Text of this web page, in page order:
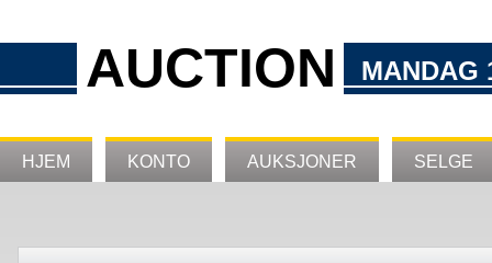
AUCTION MANDAG
HJEM KONTO AUKSJONER SELGE